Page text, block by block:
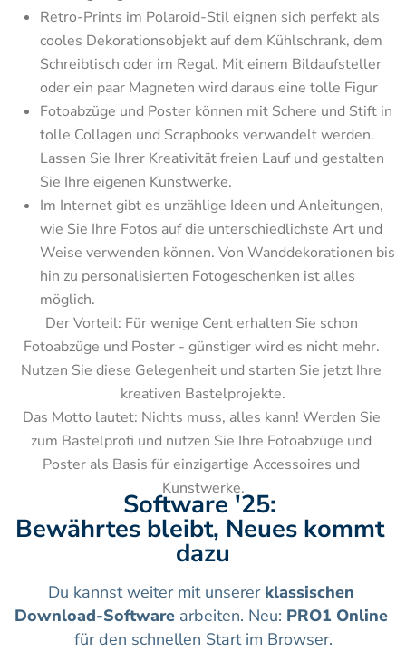
Retro-Prints im Polaroid-Stil eignen sich perfekt als
cooles Dekorationsobjekt auf dem Kühlschrank, dem
Schreibtisch oder im Regal. Mit einem Bildaufsteller
oder ein paar Magneten wird daraus eine tolle Figur
Fotoabzüge und Poster können mit Schere und Stift in
tolle Collagen und Scrapbooks verwandelt werden.
Lassen Sie Ihrer Kreativität freien Lauf und gestalten
Sie Ihre eigenen Kunstwerke.
Im Internet gibt es unzählige Ideen und Anleitungen,
wie Sie Ihre Fotos auf die unterschiedlichste Art und
Weise verwenden können. Von Wanddekorationen bis
hin zu personalisierten Fotogeschenken ist alles
möglich.
Der Vorteil: Für wenige Cent erhalten Sie schon
Fotoabzüge und Poster - günstiger wird es nicht mehr.
Nutzen Sie diese Gelegenheit und starten Sie jetzt Ihre
kreativen Bastelprojekte.
Das Motto lautet: Nichts muss, alles kann! Werden Sie
zum Bastelprofi und nutzen Sie Ihre Fotoabzüge und
Poster als Basis für einzigartige Accessoires und
Kunstwerke.
Software '25:
Bewährtes bleibt, Neues kommt
dazu
Du kannst weiter mit unserer klassischen
Download-Software arbeiten. Neu: PRO1 Online
für den schnellen Start im Browser.